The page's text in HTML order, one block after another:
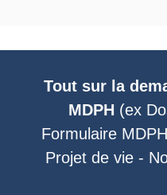
Tout sur la
MDPH (ex
Formulaire MDPH
Projet de vie -